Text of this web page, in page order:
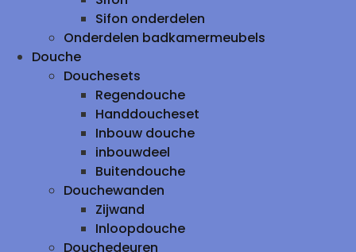
Sifon onderdelen
Onderdelen badkamermeubels
Douche
Douchesets
Regendouche
Handdoucheset
Inbouw douche
inbouwdeel
Buitendouche
Douchewanden
Zijwand
Inloopdouche
Douchedeuren